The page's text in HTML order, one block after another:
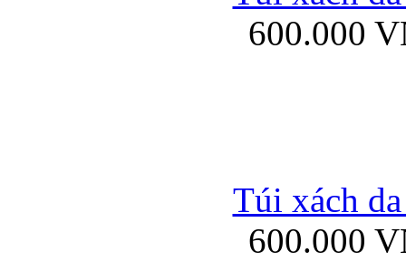
600.000
Túi xách
600.000